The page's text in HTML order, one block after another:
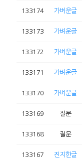
133174 가벼운글
133173 가벼운글
133172 가벼운글
133171 가벼운글
133170 가벼운글
133169 질문
133168 질문
133167 진지한글